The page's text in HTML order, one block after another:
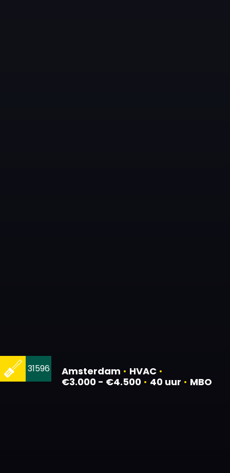
Amsterdam • HVAC •
€3.000 - €4.500 • 40 uur • MBO
31596